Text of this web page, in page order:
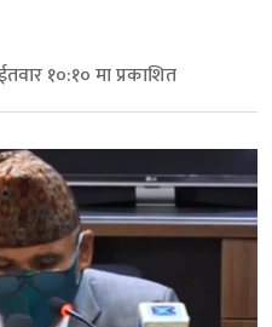
१०:१० मा प्रकाशित